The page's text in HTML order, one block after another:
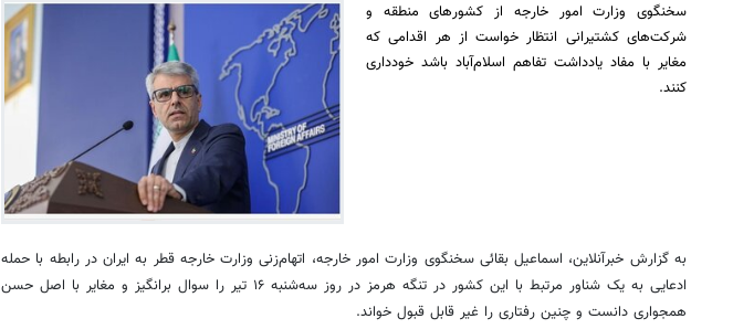
سخنگوی وزارت امور خارجه از کشورهای منطقه و
شرکت‌های کشتیرانی انتظار خواست از هر اقدامی که
مغایر با مفاد یادداشت تفاهم اسلام‌آباد باشد خودداری
کنند.
به گزارش خبرآنلاین، اسماعیل بقائی سخنگوی وزارت امور خارجه، اتهام‌زنی وزارت خارجه قطر به ایران در رابطه با حمله
ادعایی به یک شناور مرتبط با این کشور در تنگه هرمز در روز سه‌شنبه ۱۶ تیر را سوال برانگیز و مغایر با اصل حسن
همجواری دانست و چنین رفتاری را غیر قابل قبول خواند.